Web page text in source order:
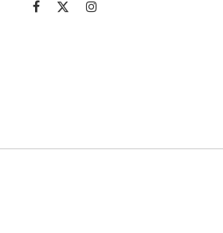
software și servicii într-